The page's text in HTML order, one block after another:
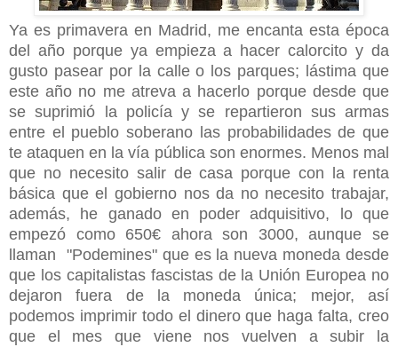
Ya es primavera en Madrid, me encanta esta época
del año porque ya empieza a hacer calorcito y da
gusto pasear por la calle o los parques; lástima que
este año no me atreva a hacerlo porque desde que
se suprimió la policía y se repartieron sus armas
entre el pueblo soberano las probabilidades de que
te ataquen en la vía pública son enormes. Menos mal
que no necesito salir de casa porque con la renta
básica que el gobierno nos da no necesito trabajar,
además, he ganado en poder adquisitivo, lo que
empezó como 650€ ahora son 3000, aunque se
llaman "Podemines" que es la nueva moneda desde
que los capitalistas fascistas de la Unión Europea no
dejaron fuera de la moneda única; mejor, así
podemos imprimir todo el dinero que haga falta, creo
que el mes que viene nos vuelven a subir la